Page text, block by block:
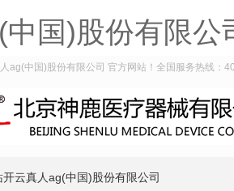
国)股份有限公
ag(中国)股份有限公司 官方网站！全国服务热线：
开云真人ag(中国)股份有限公司